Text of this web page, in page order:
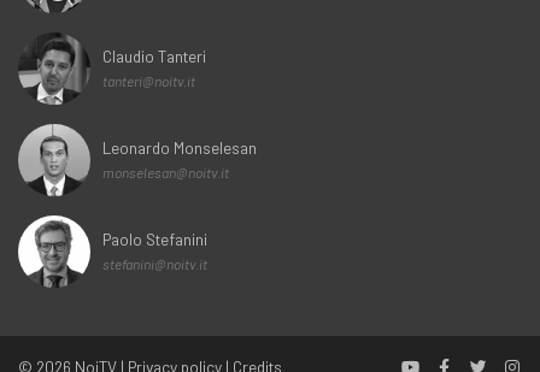
Claudio Tanteri
tanteri@noitv.it
Leonardo Monselesan
monselesan@noitv.it
Paolo Stefanini
stefanini@noitv.it
© 2026 NoiTV | Privacy policy | Credits